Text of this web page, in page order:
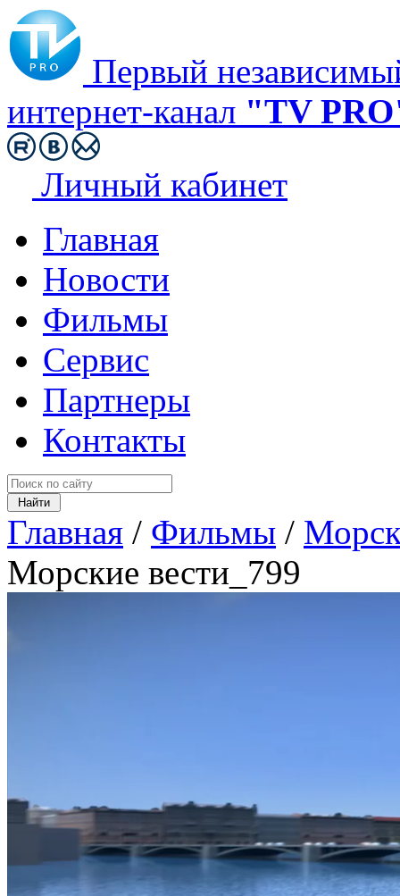
Первый
интернет-канал "TV
Личный кабинет
Главная
Новости
Фильмы
Сервис
Партнеры
Контакты
Главная / Фильмы /
Морские вести_799